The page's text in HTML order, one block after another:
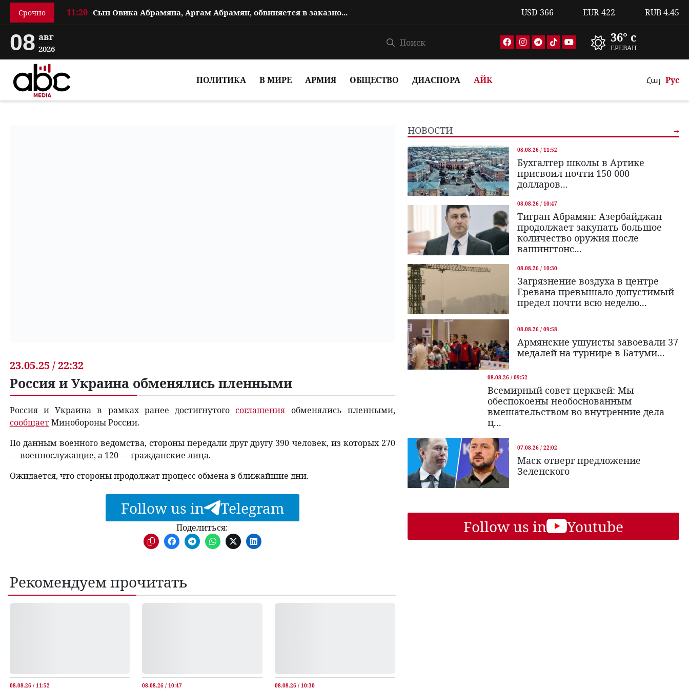
Срочно 11:20 Сын Овика Абрамяна, Аргам Абрамян, обвиняется в заказном убийстве USD 366 EUR422 RUB4.45
08 авг
2026
36° c
ЕРЕВАН
ПОЛИТИКА В МИРЕ АРМИЯ ОБЩЕСТВО ДИАСПОРА АЙК Հայ Рус
23.05.25 / 22:32
Россия и Украина обменялись пленными
Россия и Украина в рамках ранее достигнутогосоглашения обменялись пленными,
сообщаетМинобороны России.
По данным военного ведомства, стороны передали друг другу 390 человек, из которых 270
— военнослужащие, а 120 — гражданские лица.
Ожидается, что стороны продолжат процесс обмена в ближайшие дни.
Follow us in Telegram
Поделиться:
Рекомендуем прочитать
08.08.26 / 11:52 08.08.26 / 10:47 08.08.26 / 10:30
НОВОСТИ
08.08.26 / 11:52
Бухгалтер школы в Артике
присвоил почти 150 000
долларов...
08.08.26 / 10:47
Тигран Абрамян: Азербайджан
продолжает закупать большое
количество оружия после
вашингтонс...
08.08.26 / 10:30
Загрязнение воздуха в центре
Еревана превышало допустимый
предел почти всю неделю...
08.08.26 / 09:58
Армянские ушуисты завоевали 37
медалей на турнире в Батуми...
08.08.26 / 09:52
Всемирный совет церквей: Мы
обеспокоены необоснованным
вмешательством во внутренние дела
ц...
07.08.26 / 22:02
Маск отверг предложение
Зеленского
Follow us in Youtube